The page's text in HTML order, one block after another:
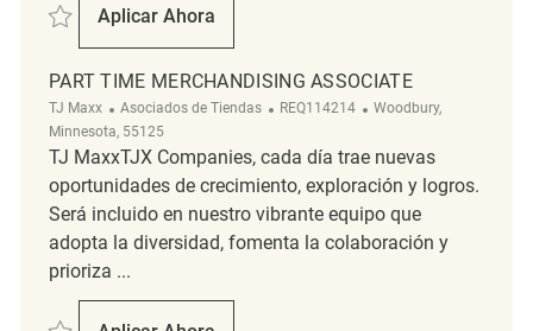
Salvar Part Time Merchandising Associate REQ125977
Aplicar Ahora
Part Time Merchandising Associate
PART TIME MERCHANDISING ASSOCIATE
TJ Maxx Categoría
Asociados de Tiendas ReqId
REQ114214 Ubicación
Woodbury,
Minnesota, 55125
TJ MaxxTJX Companies, cada día trae nuevas
oportunidades de crecimiento, exploración y logros.
Será incluido en nuestro vibrante equipo que
adopta la diversidad, fomenta la colaboración y
prioriza ...
Salvar Part Time Merchandising Associate REQ114214